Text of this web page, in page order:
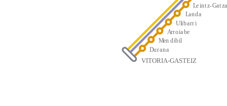
Durana
Men dibil
Arroiabe
Ulibarri
Landa
Leintz-Gatz
VITORIA-GASTEIZ